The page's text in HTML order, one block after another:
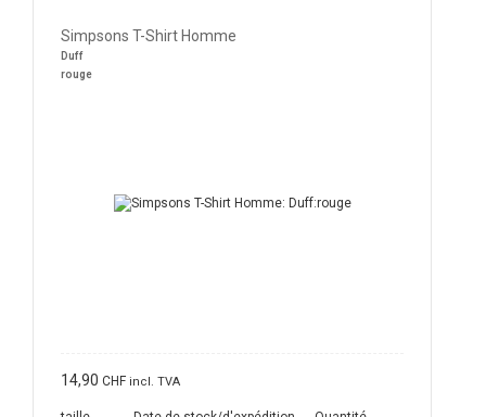
Simpsons T-Shirt Homme
Duff
rouge
14,90 CHF incl. TVA